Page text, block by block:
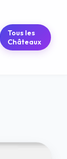
Tous les
Châteaux